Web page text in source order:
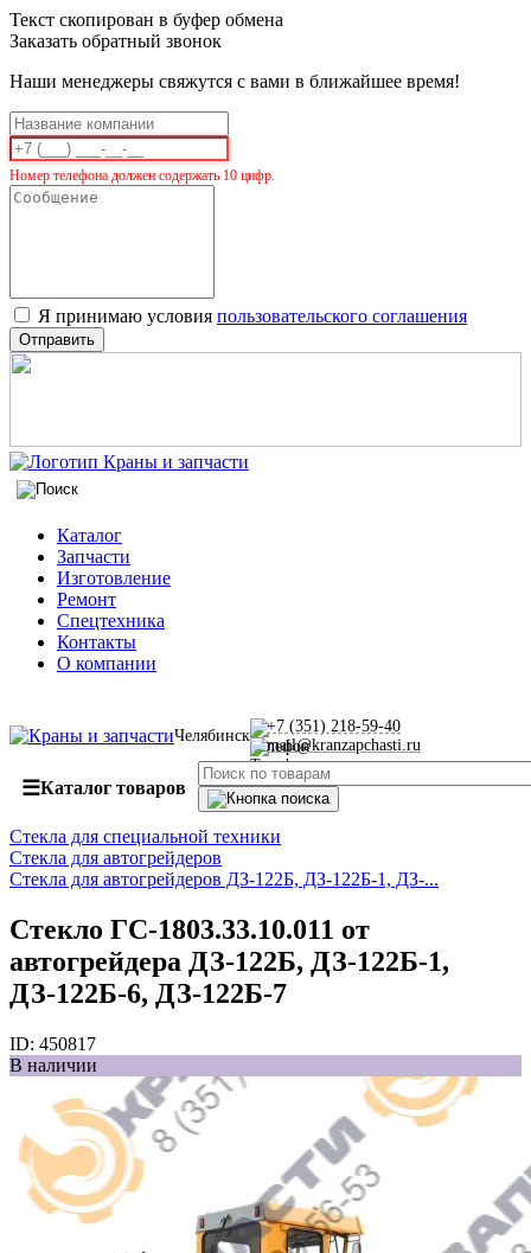
Текст скопирован в буфер обмена
Заказать обратный звонок
Наши менеджеры свяжутся с вами в ближайшее время!
Номер телефона должен содержать 10 цифр.
Я принимаю условия пользовательского соглашения
Отправить
Каталог
Запчасти
Изготовление
Ремонт
Спецтехника
Контакты
О компании
Челябинск
+7 (351) 218-59-40
mail@kranzapchasti.ru
☰Каталог товаров
Стекла для специальной техники
Стекла для автогрейдеров
Стекла для автогрейдеров ДЗ-122Б, ДЗ-122Б-1, ДЗ-...
Стекло ГС-1803.33.10.011 от
автогрейдера ДЗ-122Б, ДЗ-122Б-1,
ДЗ-122Б-6, ДЗ-122Б-7
ID: 450817
В наличии